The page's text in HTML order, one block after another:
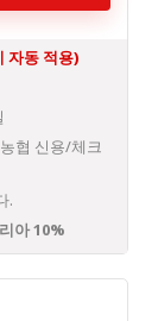
자동 적용)
협 신용/체크
.
아 10%